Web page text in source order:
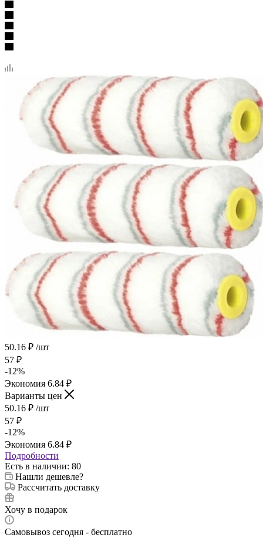
50.16 ₽ /шт
57 ₽
-12%
Экономия 6.84 ₽
Варианты цен
50.16 ₽ /шт
57 ₽
-12%
Экономия 6.84 ₽
Подробности
Есть в наличии: 80
Нашли дешевле?
Рассчитать доставку
Хочу в подарок
Самовывоз сегодня - бесплатно